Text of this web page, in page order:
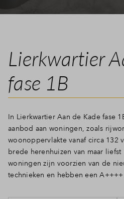
Lierkwartier
fase 1B
In Lierkwartier Aan de Kade fase
aanbod aan woningen, zoals
woonoppervlakte vanaf circa 132
brede herenhuizen van maar
woningen zijn voorzien van de
technieken en hebben een